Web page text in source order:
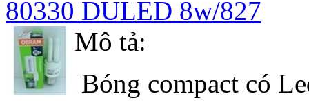
80330 DULED 8w/827
Mô tả:
Bóng compact có